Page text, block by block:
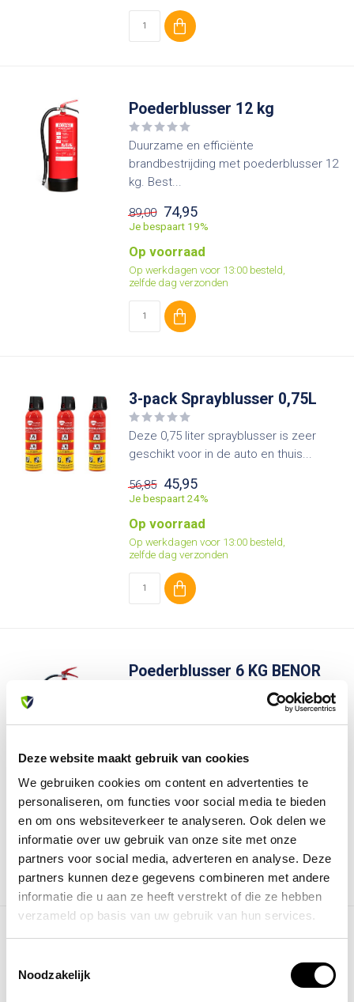
Deze website maakt gebruik van cookies
We gebruiken cookies om content en advertenties te
personaliseren, om functies voor social media te bieden
en om ons websiteverkeer te analyseren. Ook delen we
informatie over uw gebruik van onze site met onze
partners voor social media, adverteren en analyse. Deze
partners kunnen deze gegevens combineren met andere
informatie die u aan ze heeft verstrekt of die ze hebben
verzameld op basis van uw gebruik van hun services.
Noodzakelijk
Poederblusser 12 kg
Duurzame en efficiënte
brandbestrijding met poederblusser 12
kg. Best...
89,00 74,95
Je bespaart 19%
Op voorraad
Op werkdagen voor 13:00 besteld,
zelfde dag verzonden
3-pack Sprayblusser 0,75L
Deze 0,75 liter sprayblusser is zeer
geschikt voor in de auto en thuis...
56,85 45,95
Je bespaart 24%
Op voorraad
Op werkdagen voor 13:00 besteld,
zelfde dag verzonden
Poederblusser 6 KG BENOR
De **Poederblusser 6 KG BENOR**
voldoet aan EN3-normen, heeft een CE-
Op voorraad
Op werkdagen voor 13:00 besteld,